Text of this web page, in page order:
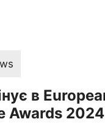
в
Awards 2024